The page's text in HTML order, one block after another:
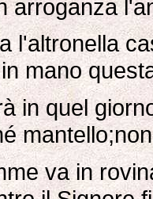
arroganza
l'altronella
mano
in quel
va in